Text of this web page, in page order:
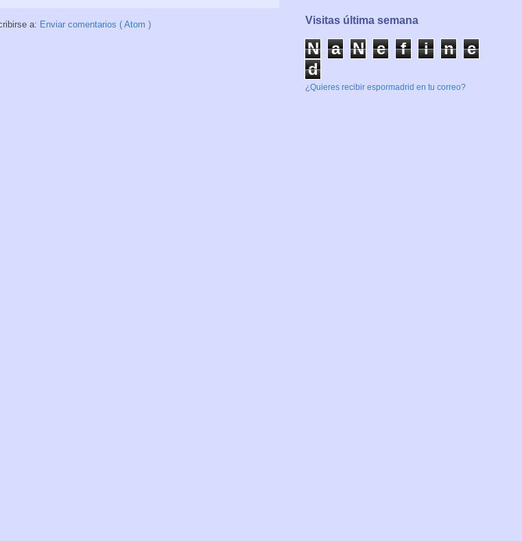
a: Enviar comentarios ( Atom ) Visitas última semana
N a N e f i n
e
d
¿Quieres recibir espormadrid en tu correo?